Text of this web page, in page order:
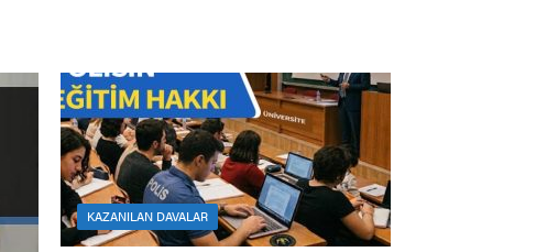
KAZANILAN DAVALAR